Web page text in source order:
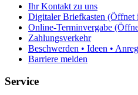
Ihr Kontakt zu uns
Digitaler Briefkasten (Öffnet
Online-Terminvergabe
Zahlungsverkehr
Beschwerden • Ideen •
Barriere melden
Service